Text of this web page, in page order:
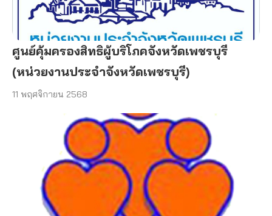
ศูนย์คุ้มครองสิทธิผู้บริโภคจังหวัดเพชรบุรี
(หน่วยงานประจำจังหวัดเพชรบุรี)
11 พฤศจิกายน 2568